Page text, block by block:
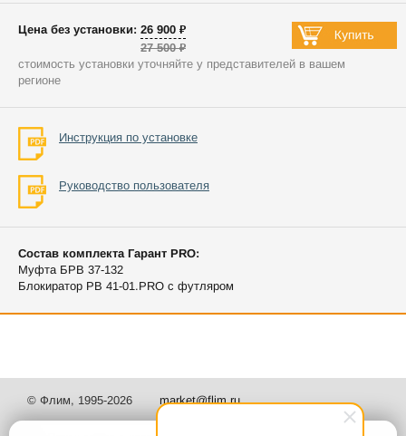
Цена без установки: 26 900 ₽
27 500 ₽
стоимость установки уточняйте у представителей в вашем
регионе
Инструкция по установке
Руководство пользователя
Состав комплекта Гарант PRO:
Муфта БРВ 37-132
Блокиратор РВ 41-01.PRO с футляром
© Флим, 1995-2026 market@flim.ru